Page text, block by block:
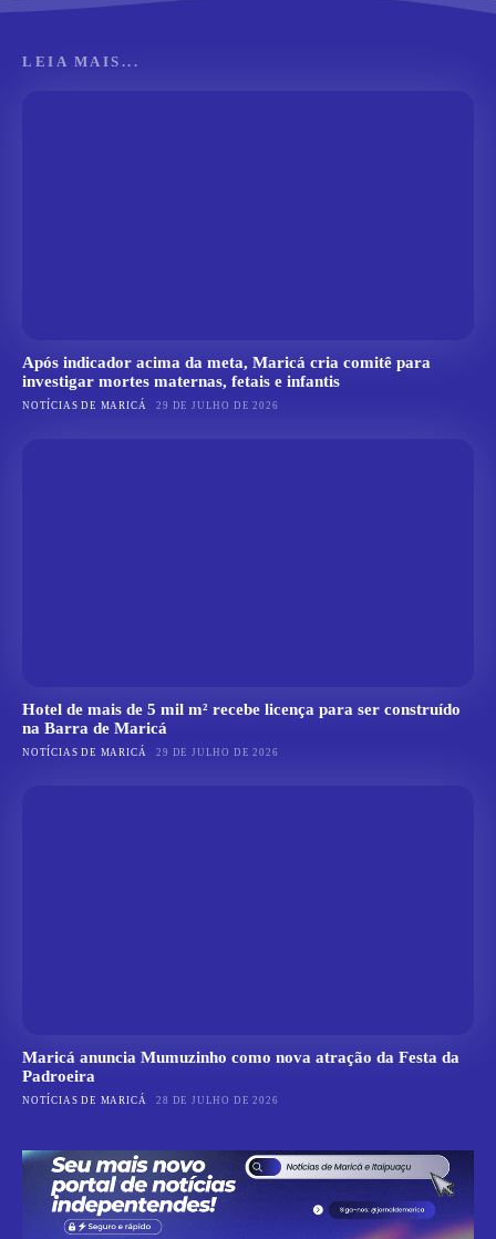
LEIA MAIS...
Após indicador acima da meta, Maricá cria comitê para
investigar mortes maternas, fetais e infantis
NOTÍCIAS DE MARICÁ 29 DE JULHO DE 2026
Hotel de mais de 5 mil m² recebe licença para ser construído
na Barra de Maricá
NOTÍCIAS DE MARICÁ 29 DE JULHO DE 2026
Maricá anuncia Mumuzinho como nova atração da Festa da
Padroeira
NOTÍCIAS DE MARICÁ 28 DE JULHO DE 2026